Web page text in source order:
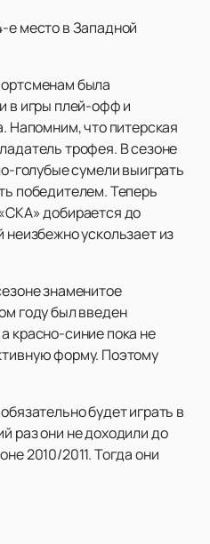
е место в Западной
была
в игры плей-офф и
Напомним, что питерская
трофея. В сезоне
голубые сумели выиграть
победителем. Теперь
добирается до
ускользает из
знаменитое
году был введен
красно-синие пока не
форму. Поэтому
будет играть в
раз они не доходили до
2010/2011. Тогда они